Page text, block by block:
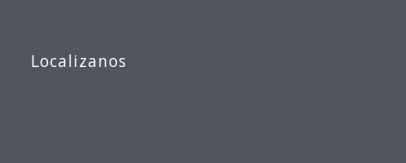
Localizanos